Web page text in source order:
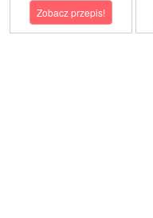
Zobacz przepis!